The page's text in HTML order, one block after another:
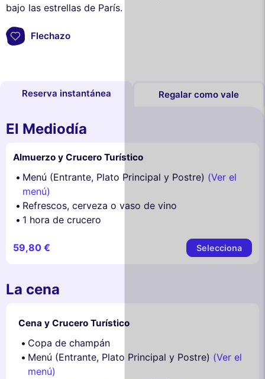
bajo las estrellas de París.
Flechazo
Reserva instantánea Regalar como vale
El Mediodía
Almuerzo y Crucero Turístico
Menú (Entrante, Plato Principal y Postre) (Ver el
menú)
Refrescos, cerveza o vaso de vino
1 hora de crucero
59,80 € Selecciona
La cena
Cena y Crucero Turístico
Copa de champán
Menú (Entrante, Plato Principal y Postre) (Ver el
menú)